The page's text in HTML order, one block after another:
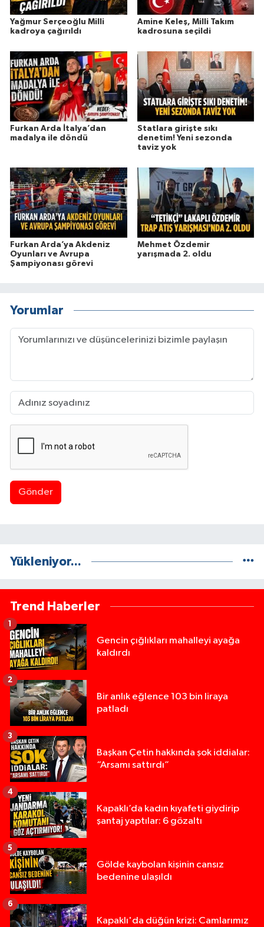
Yağmur Serçeoğlu Milli
kadroya çağırıldı
Amine Keleş, Milli Takım
kadrosuna seçildi
Furkan Arda İtalya’dan
madalya ile döndü
Statlara girişte sıkı
denetim! Yeni sezonda
taviz yok
Furkan Arda’ya Akdeniz
Oyunları ve Avrupa
Şampiyonası görevi
Mehmet Özdemir
yarışmada 2. oldu
Yorumlar
Gönder
Yükleniyor...
Trend Haberler
Gencin çığlıkları mahalleyi ayağa
kaldırdı
1
Bir anlık eğlence 103 bin liraya
patladı
2
Başkan Çetin hakkında şok iddialar:
“Arsamı sattırdı”
3
Kapaklı’da kadın kıyafeti giydirip
şantaj yaptılar: 6 gözaltı
4
Gölde kaybolan kişinin cansız
bedenine ulaşıldı
5
Kapaklı'da düğün krizi: Camlarımız
6